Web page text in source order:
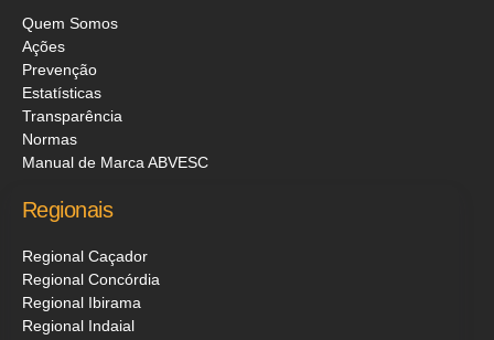
Quem Somos
Ações
Prevenção
Estatísticas
Transparência
Normas
Manual de Marca ABVESC
Regionais
Regional Caçador
Regional Concórdia
Regional Ibirama
Regional Indaial